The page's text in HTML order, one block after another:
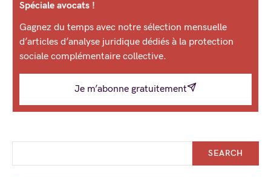
Spéciale avocats !
Gagnez du temps avec notre sélection mensuelle
d’articles d’analyse juridique dédiés à la protection
sociale complémentaire collective.
Je m’abonne gratuitement
SEARCH